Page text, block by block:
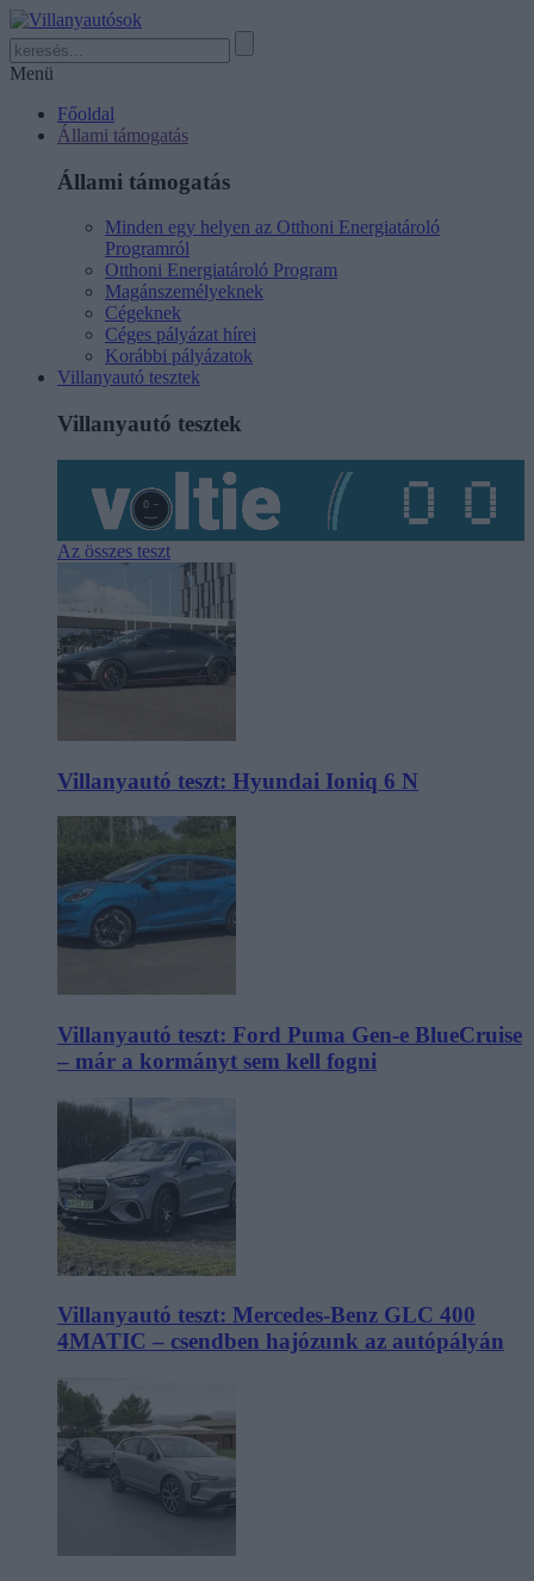
Menü
Főoldal
Állami támogatás
Állami támogatás
Minden egy helyen az Otthoni Energiatároló
Programról
Otthoni Energiatároló Program
Magánszemélyeknek
Cégeknek
Céges pályázat hírei
Korábbi pályázatok
Villanyautó tesztek
Villanyautó tesztek
Az összes teszt
Villanyautó teszt: Hyundai Ioniq 6 N
Villanyautó teszt: Ford Puma Gen-e BlueCruise
– már a kormányt sem kell fogni
Villanyautó teszt: Mercedes-Benz GLC 400
4MATIC – csendben hajózunk az autópályán